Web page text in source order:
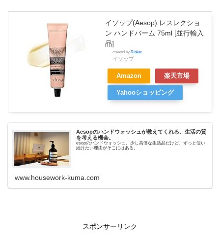
イソップ(Aesop) レスレクショ
ン ハンドバーム 75ml [並行輸入
品]
created by Rinker
イソップ
Amazon 楽天市場
Yahooショッピング
Aesopのハンドウォッシュが教えてくれる、生活の質
を考える機会。
esopのハンドウォッシュ。少し高価な生活品だけど、ずっと使い
続けたい理由がそこにはある。
www.housework-kuma.com
スポンサーリンク